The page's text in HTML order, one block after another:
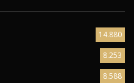
14.880
8.253
8.588